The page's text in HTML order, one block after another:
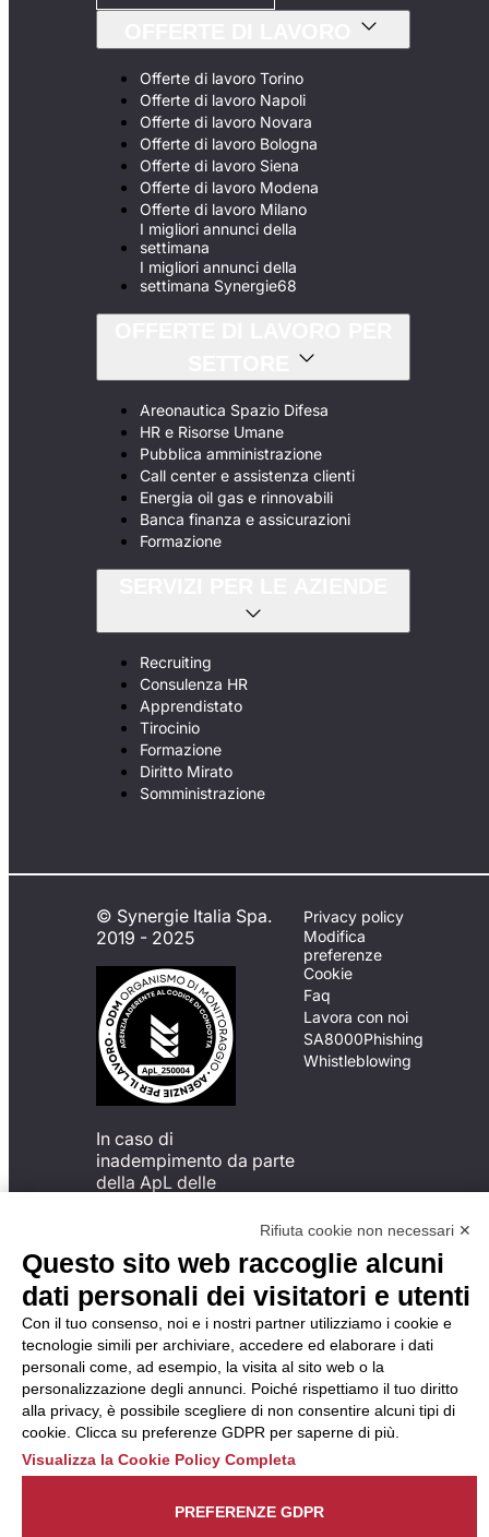
Offerte di lavoro Torino
Offerte di lavoro Napoli
Offerte di lavoro Novara
Offerte di lavoro Bologna
Offerte di lavoro Siena
Offerte di lavoro Modena
Offerte di lavoro Milano
I migliori annunci della
settimana
I migliori annunci della
settimana Synergie68
Areonautica Spazio Difesa
HR e Risorse Umane
Pubblica amministrazione
Call center e assistenza clienti
Energia oil gas e rinnovabili
Banca finanza e assicurazioni
Formazione
Recruiting
Consulenza HR
Apprendistato
Tirocinio
Formazione
Diritto Mirato
Somministrazione
© Synergie Italia Spa.
2019 - 2025
In caso di
inadempimento da parte
della ApL delle
del Codice di Condotta, è
possibile presentare un
reclamo
all’Organismo di
Monitoraggio utilizzando
una delle modalità
descritte al seguente
indirizzo web
https://odm-
agenzielavoro.it/reclami/ .
Privacy policy
Modifica
preferenze
Cookie
Faq
Lavora con noi
SA8000Phishing
Whistleblowing
Rifiuta cookie non necessari ✕
Questo sito web raccoglie alcuni
dati personali dei visitatori e utenti
Con il tuo consenso, noi e i nostri partner utilizziamo i cookie e
tecnologie simili per archiviare, accedere ed elaborare i dati
personali come, ad esempio, la visita al sito web o la
personalizzazione degli annunci. Poiché rispettiamo il tuo diritto
alla privacy, è possibile scegliere di non consentire alcuni tipi di
cookie. Clicca su preferenze GDPR per saperne di più.
Visualizza la Cookie Policy Completa
PREFERENZE GDPR